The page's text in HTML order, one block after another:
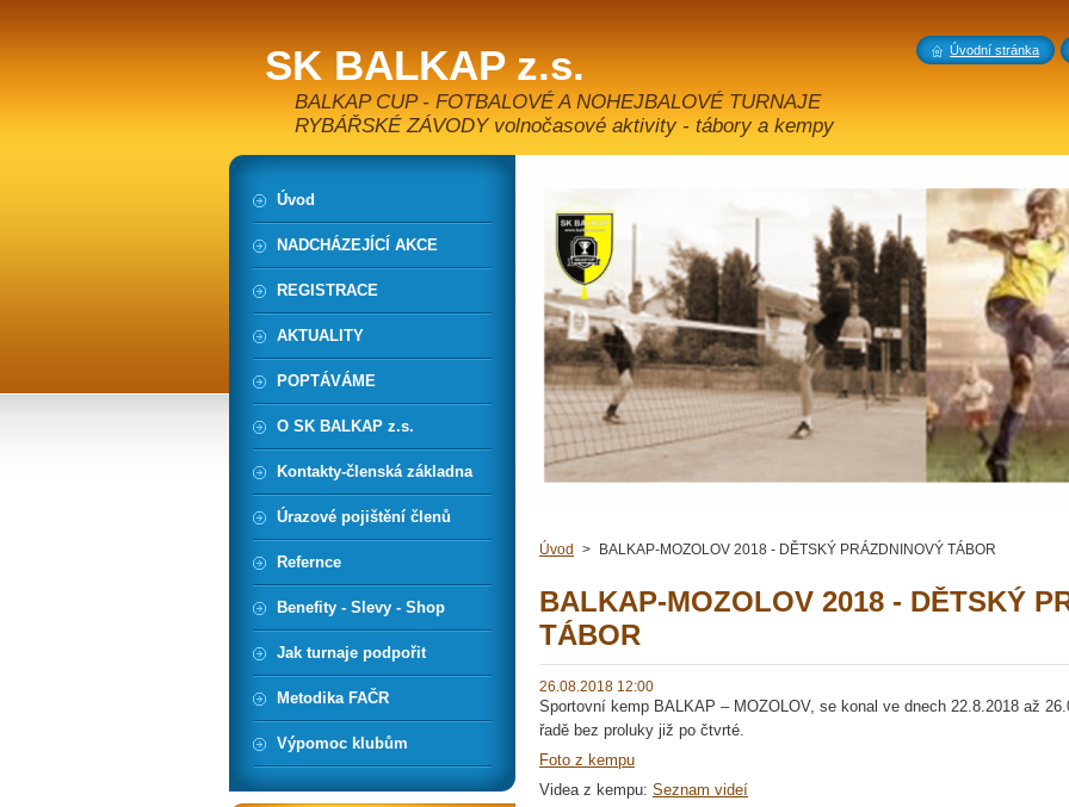
SK BALKAP z.s.
BALKAP CUP - FOTBALOVÉ A NOHEJBALOVÉ TURNAJE
RYBÁŘSKÉ ZÁVODY volnočasové aktivity - tábory a kempy
Úvod > BALKAP-MOZOLOV 2018 - DĚTSKÝ PRÁZDNINOVÝ TÁBOR
BALKAP-MOZOLOV 2018 - DĚTSKÝ
TÁBOR
26.08.2018 12:00
Sportovní kemp BALKAP – MOZOLOV, se konal ve dnech 22.8.2018 až
řadě bez proluky již po čtvrté.
Foto z kempu
Videa z kempu: Seznam videí
Úvod
NADCHÁZEJÍCÍ AKCE
REGISTRACE
AKTUALITY
POPTÁVÁME
O SK BALKAP z.s.
Kontakty-členská základna
Úrazové pojištění členů
Refernce
Benefity - Slevy - Shop
Jak turnaje podpořit
Metodika FAČR
Výpomoc klubům
Úvodní stránka